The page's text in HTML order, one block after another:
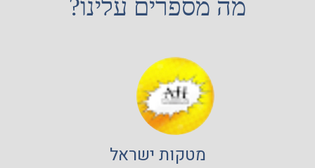
מה מספרים עלינו?
מטקות ישראל